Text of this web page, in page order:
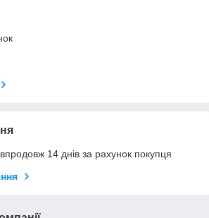
14 днів за рахунок покупця